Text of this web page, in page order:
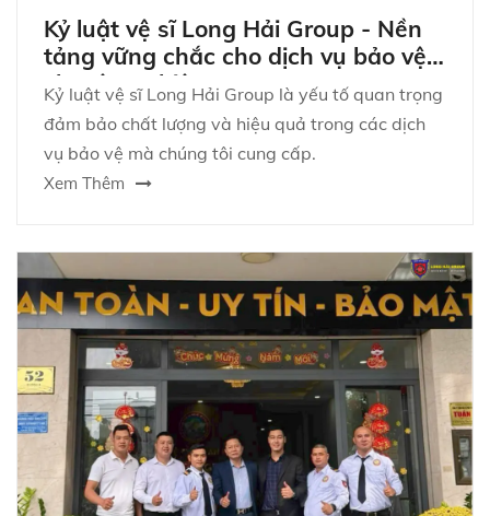
Kỷ luật vệ sĩ Long Hải Group - Nền
tảng vững chắc cho dịch vụ bảo vệ
chuyên nghiệp
Kỷ luật vệ sĩ Long Hải Group là yếu tố quan trọng
đảm bảo chất lượng và hiệu quả trong các dịch
vụ bảo vệ mà chúng tôi cung cấp.
Xem Thêm